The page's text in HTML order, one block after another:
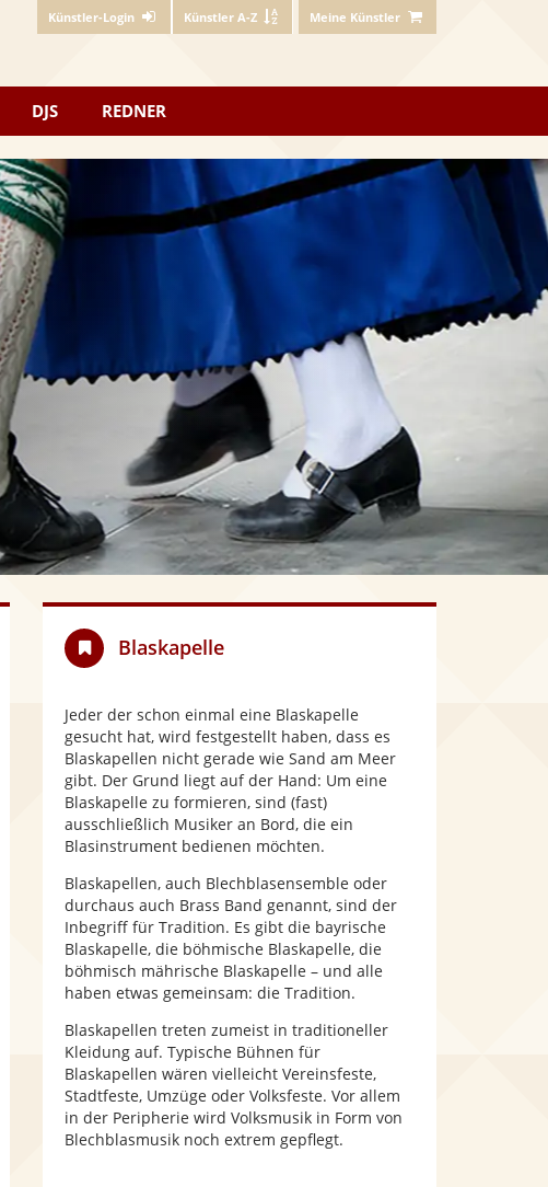
Künstler-Login Künstler A-Z Meine Künstler
DJS REDNER
Blaskapelle
Jeder der schon einmal eine Blaskapelle
gesucht hat, wird festgestellt haben, dass es
Blaskapellen nicht gerade wie Sand am Meer
gibt. Der Grund liegt auf der Hand: Um eine
Blaskapelle zu formieren, sind (fast)
ausschließlich Musiker an Bord, die ein
Blasinstrument bedienen möchten.
Blaskapellen, auch Blechblasensemble oder
durchaus auch Brass Band genannt, sind der
Inbegriff für Tradition. Es gibt die bayrische
Blaskapelle, die böhmische Blaskapelle, die
böhmisch mährische Blaskapelle – und alle
haben etwas gemeinsam: die Tradition.
Blaskapellen treten zumeist in traditioneller
Kleidung auf. Typische Bühnen für
Blaskapellen wären vielleicht Vereinsfeste,
Stadtfeste, Umzüge oder Volksfeste. Vor allem
in der Peripherie wird Volksmusik in Form von
Blechblasmusik noch extrem gepflegt.